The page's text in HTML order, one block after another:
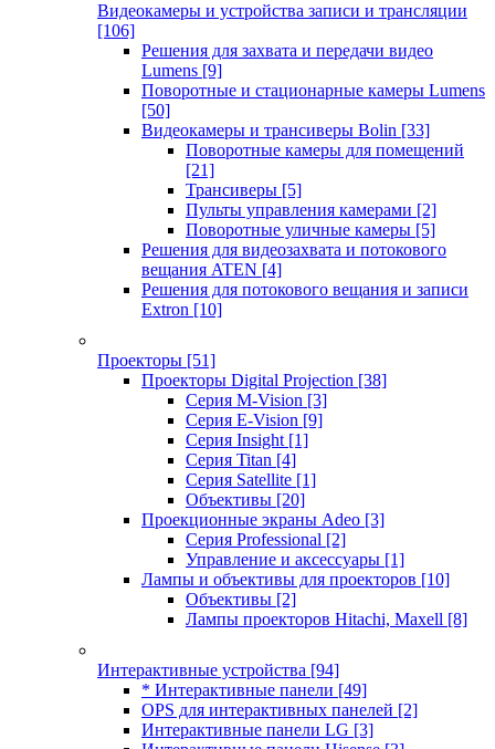
Видеокамеры и устройства записи и трансляции
[106]
Решения для захвата и передачи видео
Lumens [9]
Поворотные и стационарные камеры Lumens
[50]
Видеокамеры и трансиверы Bolin [33]
Поворотные камеры для помещений
[21]
Трансиверы [5]
Пульты управления камерами [2]
Поворотные уличные камеры [5]
Решения для видеозахвата и потокового
вещания ATEN [4]
Решения для потокового вещания и записи
Extron [10]
Проекторы [51]
Проекторы Digital Projection [38]
Серия M-Vision [3]
Серия E-Vision [9]
Серия Insight [1]
Серия Titan [4]
Серия Satellite [1]
Объективы [20]
Проекционные экраны Adeo [3]
Серия Professional [2]
Управление и аксессуары [1]
Лампы и объективы для проекторов [10]
Объективы [2]
Лампы проекторов Hitachi, Maxell [8]
Интерактивные устройства [94]
* Интерактивные панели [49]
OPS для интерактивных панелей [2]
Интерактивные панели LG [3]